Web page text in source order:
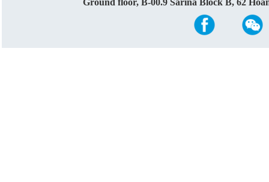
Ground floor, B-00.9 Sarina Block B, 62